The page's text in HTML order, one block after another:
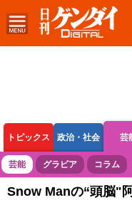
トピックス 政治・社会 芸
ボートレース 競輪 オー
芸能 グラビア コラム
Snow Manの“頭脳"